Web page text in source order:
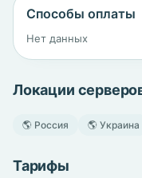
Способы оплаты
Нет данных
Локации
🌎 Россия 🌎 Украина
Тарифы